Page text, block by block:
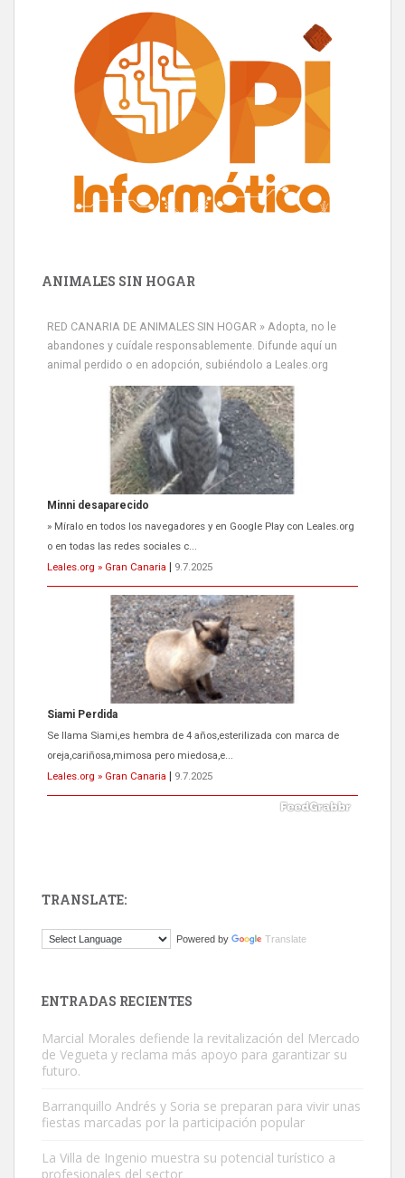
ANIMALES SIN HOGAR
RED CANARIA DE ANIMALES SIN HOGAR » Adopta, no le
abandones y cuídale responsablemente. Difunde aquí un
animal perdido o en adopción, subiéndolo a Leales.org
Siami Perdida
Se llama Siami,es hembra de 4 años,esterilizada con marca de
oreja,cariñosa,mimosa pero miedosa,e...
Leales.org » Gran Canaria
9.7.2025
ADOPCIÓN URGENTE GATA TEROR GRAN CANARIA
El ayuntamiento se va a llevar a Los Gatos callejeros de la zona los
próximos días, ella incluida...
Leales.org » Gran Canaria
9.7.2025
Este gato macho ha aparecido en la calle hace menos de un mes,
Busco adopción responsable para mi perra. Pastor alemán,
hembra, 4 años. Por motivos personales ...
TRANSLATE:
Powered by Translate
ENTRADAS RECIENTES
Marcial Morales defiende la revitalización del Mercado
de Vegueta y reclama más apoyo para garantizar su
futuro.
Barranquillo Andrés y Soria se preparan para vivir unas
fiestas marcadas por la participación popular
La Villa de Ingenio muestra su potencial turístico a
profesionales del sector